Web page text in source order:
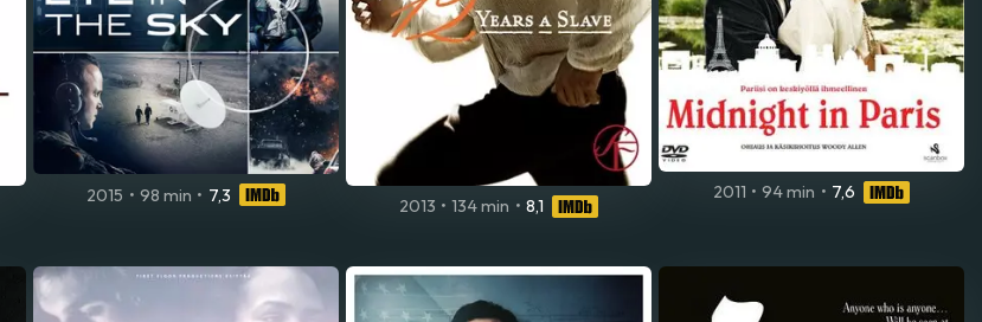
2015 • 98 min • 7,3
2013 • 134 min • 8,1
2011 • 94 min • 7,6